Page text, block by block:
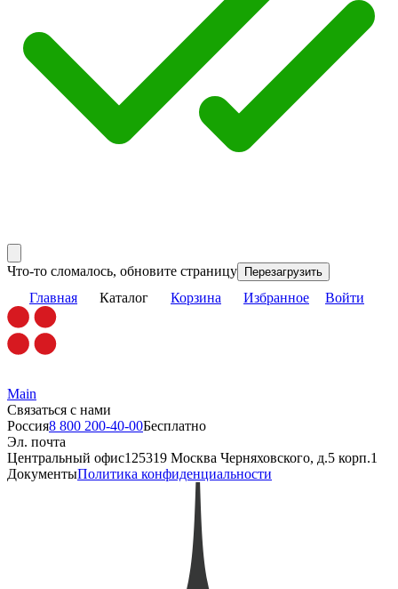
Что-то сломалось, обновите страницу Перезагрузить
Главная Каталог Корзина Избранное Войти
Main
Связаться с нами
Россия8 800 200-40-00Бесплатно
Эл. почта
Центральный офис125319 Москва Черняховского, д.5 корп.1
ДокументыПолитика конфиденциальности